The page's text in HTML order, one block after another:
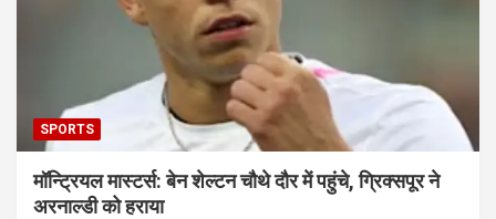
SPORTS
मॉन्ट्रियल मास्टर्स: बेन शेल्टन चौथे दौर में पहुंचे, ग्रिक्सपूर ने
अरनाल्डी को हराया